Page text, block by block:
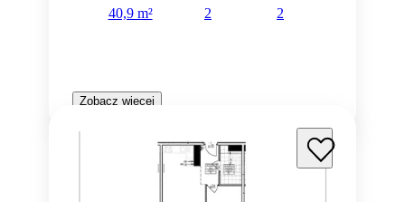
40,9 m²
2
2
Zobacz więcej